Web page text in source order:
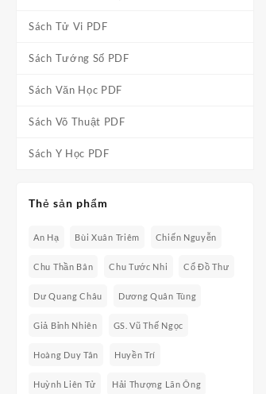
Sách Tử Vi PDF
Sách Tướng Số PDF
Sách Văn Học PDF
Sách Võ Thuật PDF
Sách Y Học PDF
Thẻ sản phẩm
An Hạ Bùi Xuân Triêm Chiến Nguyễn
Chu Thần Bân Chu Tước Nhi Cổ Đồ Thư
Dư Quang Châu Dương Quân Tùng
Giả Bỉnh Nhiên GS. Vũ Thế Ngọc
Hoàng Duy Tân Huyền Trí
Huỳnh Liên Tử Hải Thượng Lãn Ông